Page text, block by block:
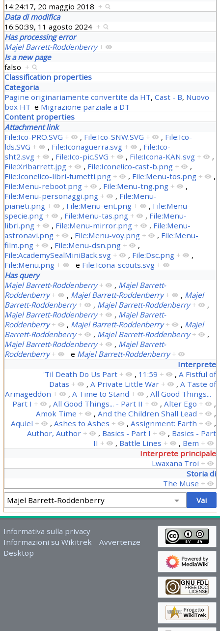
14:24:17, 20 maggio 2018 +
Data di modifica
16:50:39, 11 agosto 2024 +
Has processing error
Majel Barrett-Roddenberry +
Is a new page
falso +
Classification properties
Categoria
Pagine originariamente convertite da HT, Cast - B, Nuovo
box HT e Migrazione parziale a DT
Content properties
Attachment link
File:Ico-PRO.SVG + , File:Ico-SNW.SVG + , File:Ico-
lds.SVG + , File:Iconaguerra.svg + , File:Ico-
sht2.svg + , File:Ico-pic.SVG + , File:Icona-KAN.svg +
,
File:Xr!barrett.jpg + , File:Icone!ico-cast-b.png +
,
File:Icone!ico-libri-fumetti.png + , File:Menu-tos.png +
,
File:Menu-reboot.png + , File:Menu-tng.png +
,
File:Menu-personaggi.png + , File:Menu-
pianeti.png + , File:Menu-ent.png + , File:Menu-
specie.png + , File:Menu-tas.png + , File:Menu-
libri.png + , File:Menu-mirror.png + , File:Menu-
astronavi.png + , File:Menu-voy.png + , File:Menu-
film.png + , File:Menu-dsn.png +
,
File:AcademySealMiniBack.svg + , File:Dsc.png +
,
File:Menu.png + e File:Icona-scouts.svg +
Has query
Majel Barrett-Roddenberry + , Majel Barrett-
Roddenberry + , Majel Barrett-Roddenberry + , Majel
Barrett-Roddenberry + , Majel Barrett-Roddenberry +
,
Majel Barrett-Roddenberry + , Majel Barrett-
Roddenberry + , Majel Barrett-Roddenberry + , Majel
Barrett-Roddenberry + , Majel Barrett-Roddenberry +
,
Majel Barrett-Roddenberry + , Majel Barrett-
Roddenberry + e Majel Barrett-Roddenberry +
Interprete
'Til Death Do Us Part + , 11:59 + ,A Fistful of
Datas + ,A Private Little War + ,A Taste of
Armageddon + ,A Time to Stand + ,All Good Things... -
Part I + ,All Good Things... - Part II + ,Alter Ego +
,
Amok Time + ,And the Children Shall Lead +
,
Aquiel + ,Ashes to Ashes + ,Assignment: Earth +
,
Author, Author + , Basics - Part I + , Basics - Part
II + , Battle Lines + , Bem +
Interprete principale
Lwaxana Troi +
Storia di
The Muse +
Informativa sulla privacy
Informazioni su Wikitrek
Avvertenze
Desktop